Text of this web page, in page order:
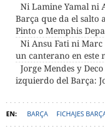
Ni Lamine Yamal ni
Barça que da el salto
Pinto o Memphis
Ni Ansu Fati ni Marc
un canterano en este
Jorge Mendes y
izquierdo del Barça:
BARÇA FICHAJES